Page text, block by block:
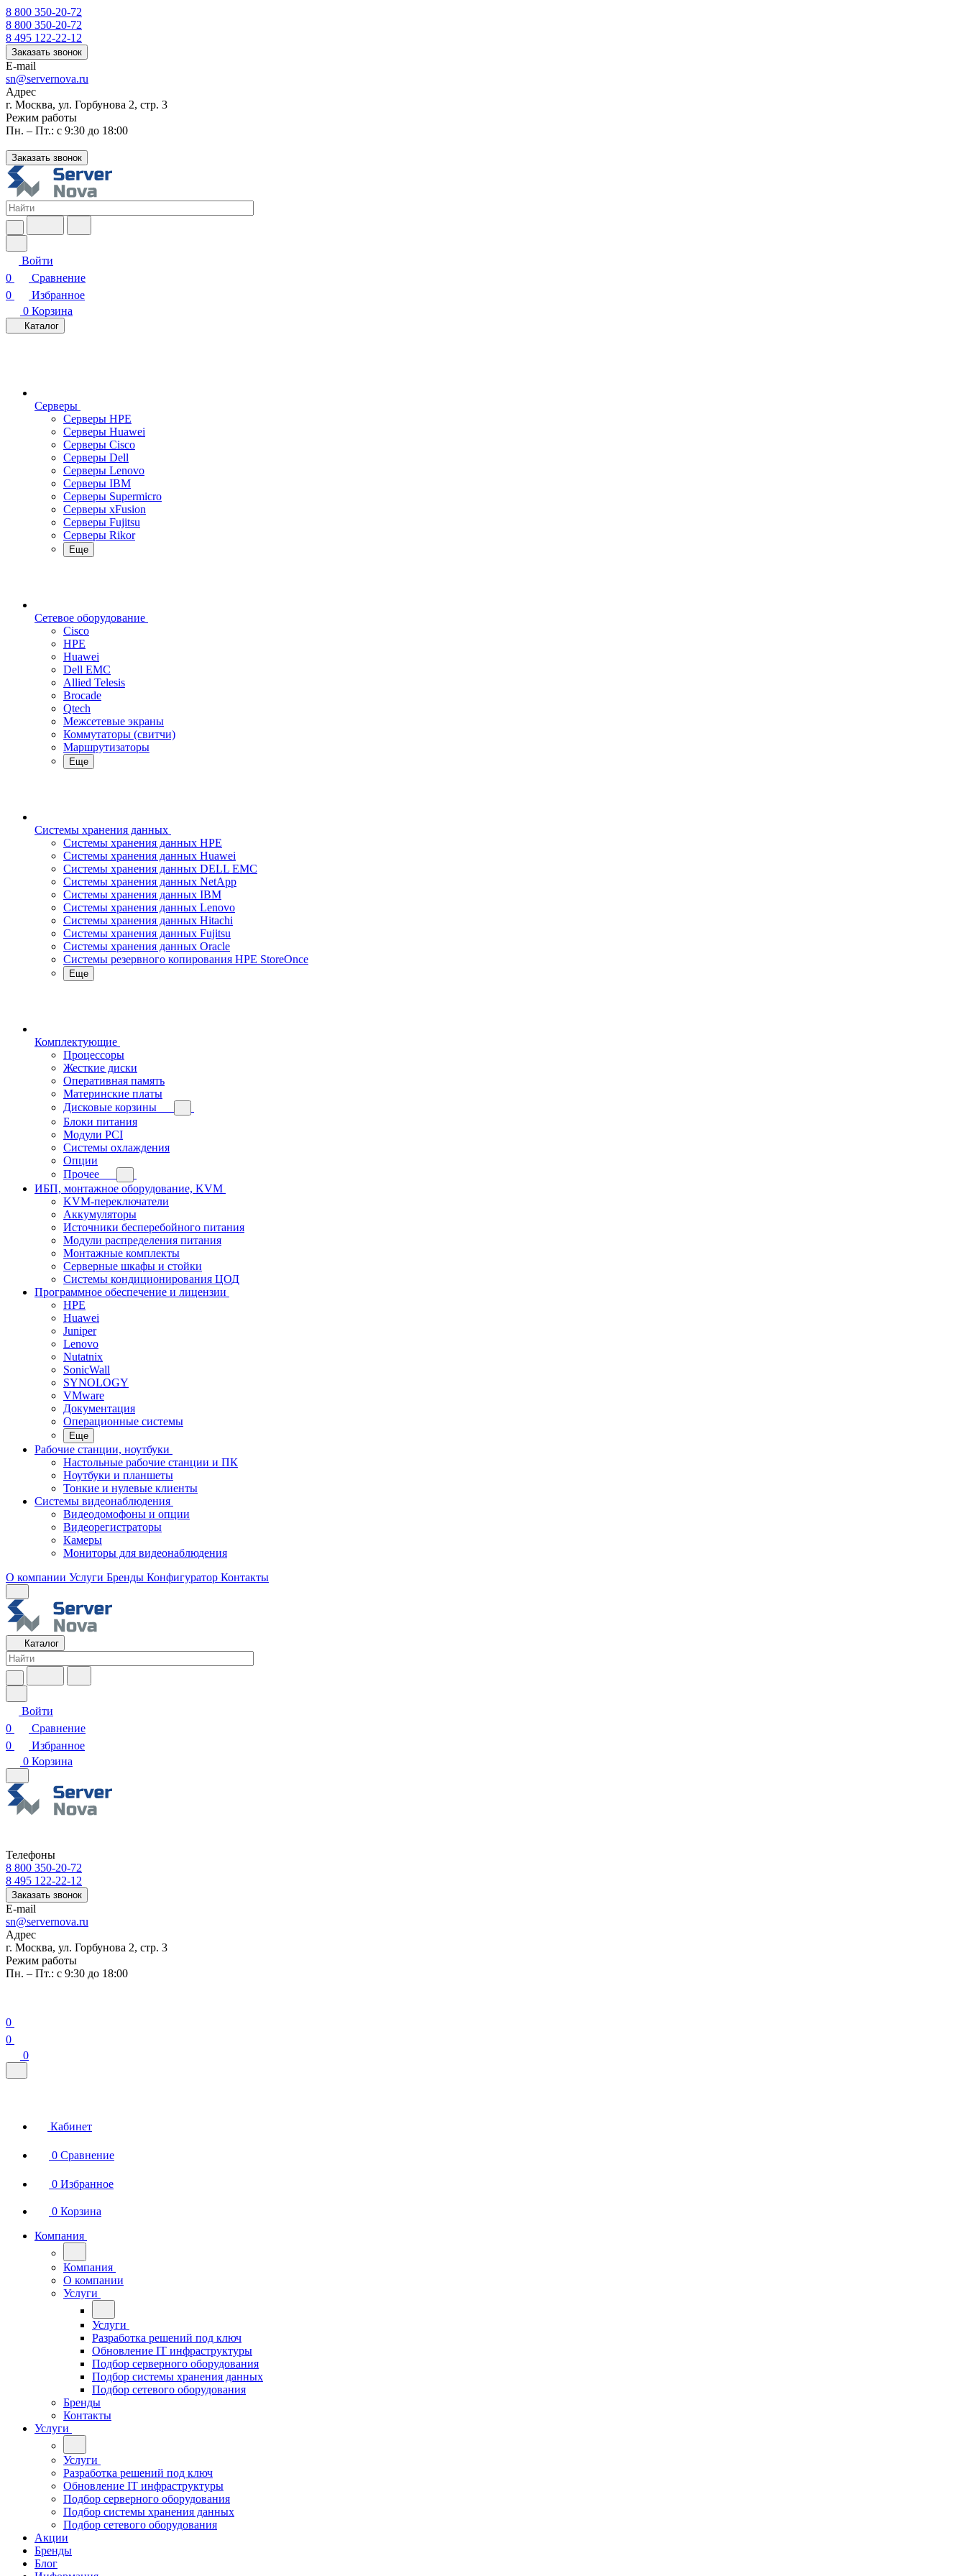
8 800 350-20-72
8 800 350-20-72
8 495 122-22-12
Заказать звонок
E-mail
sn@servernova.ru
Адрес
г. Москва, ул. Горбунова 2, стр. 3
Режим работы
Пн. – Пт.: с 9:30 до 18:00
Заказать звонок
Войти
0
Сравнение
0
Избранное
0 Корзина
Каталог
Серверы
Серверы HPE
Серверы Huawei
Серверы Cisco
Серверы Dell
Серверы Lenovo
Серверы IBM
Серверы Supermicro
Серверы xFusion
Серверы Fujitsu
Серверы Rikor
Еще
Сетевое оборудование
Cisco
HPE
Huawei
Dell EMC
Allied Telesis
Brocade
Qtech
Межсетевые экраны
Коммутаторы (свитчи)
Маршрутизаторы
Еще
Системы хранения данных
Системы хранения данных HPE
Системы хранения данных Huawei
Системы хранения данных DELL EMC
Cистемы хранения данных NetApp
Системы хранения данных IBM
Системы хранения данных Lenovo
Системы хранения данных Hitachi
Системы хранения данных Fujitsu
Системы хранения данных Oracle
Системы резервного копирования HPE StoreOnce
Еще
Комплектующие
Процессоры
Жесткие диски
Оперативная память
Материнские платы
Дисковые корзины
Блоки питания
Модули PCI
Системы охлаждения
Опции
Прочее
ИБП, монтажное оборудование, KVM
KVM-переключатели
Аккумуляторы
Источники бесперебойного питания
Модули распределения питания
Монтажные комплекты
Серверные шкафы и стойки
Системы кондиционирования ЦОД
Программное обеспечение и лицензии
HPE
Huawei
Juniper
Lenovo
Nutatnix
SonicWall
SYNOLOGY
VMware
Документация
Операционные системы
Еще
Рабочие станции, ноутбуки
Настольные рабочие станции и ПК
Ноутбуки и планшеты
Тонкие и нулевые клиенты
Системы видеонаблюдения
Видеодомофоны и опции
Видеорегистраторы
Камеры
Мониторы для видеонаблюдения
О компании Услуги Бренды Конфигуратор Контакты
Каталог
Войти
0
Сравнение
0
Избранное
0 Корзина
Телефоны
8 800 350-20-72
8 495 122-22-12
Заказать звонок
E-mail
sn@servernova.ru
Адрес
г. Москва, ул. Горбунова 2, стр. 3
Режим работы
Пн. – Пт.: с 9:30 до 18:00
0
0
0
Кабинет
0 Сравнение
0 Избранное
0 Корзина
Компания
Компания
О компании
Услуги
Услуги
Разработка решений под ключ
Обновление IT инфраструктуры
Подбор серверного оборудования
Подбор системы хранения данных
Подбор сетевого оборудования
Бренды
Контакты
Услуги
Услуги
Разработка решений под ключ
Обновление IT инфраструктуры
Подбор серверного оборудования
Подбор системы хранения данных
Подбор сетевого оборудования
Акции
Бренды
Блог